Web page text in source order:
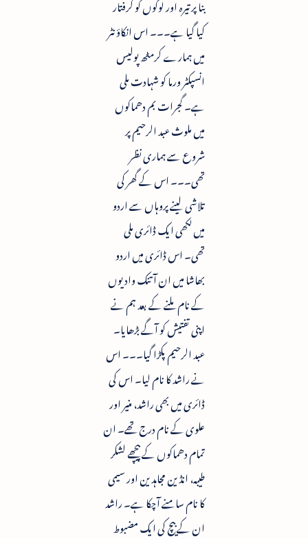
کیا گیا ہے۔۔۔ اس انکاؤنٹر
میں ہمارے کرمٹھ پولیس
انسپکٹر ورما کو شہادت ملی
ہے۔ گجرات بم دھماکوں
میں ملوث عبد الرحیم پر
شروع سے ہماری نظر
تھی۔۔۔ اس کے گھر کی
تلاشی لینے پروہاں سے اردو
میں لکھی ایک ڈائری ملی
تھی۔ اس ڈائری میں اردو
بھاشا میں ان آتنک وادیوں
کے نام ملنے کے بعد ہم نے
اپنی تفتیش کو آگے بڑھایا۔
عبد الرحیم پکڑا گیا۔۔۔ اس
نے راشد کا نام لیا۔ اس کی
ڈائری میں بھی راشد، منیر اور
علوی کے نام درج تھے۔ ان
تمام دھماکوں کے پیچھے لشکر
طیبہ، انڈین مجاہدین اور سیمی
کا نام سامنے آچکا ہے۔ راشد
ان کے بیچ کی ایک مضبوط